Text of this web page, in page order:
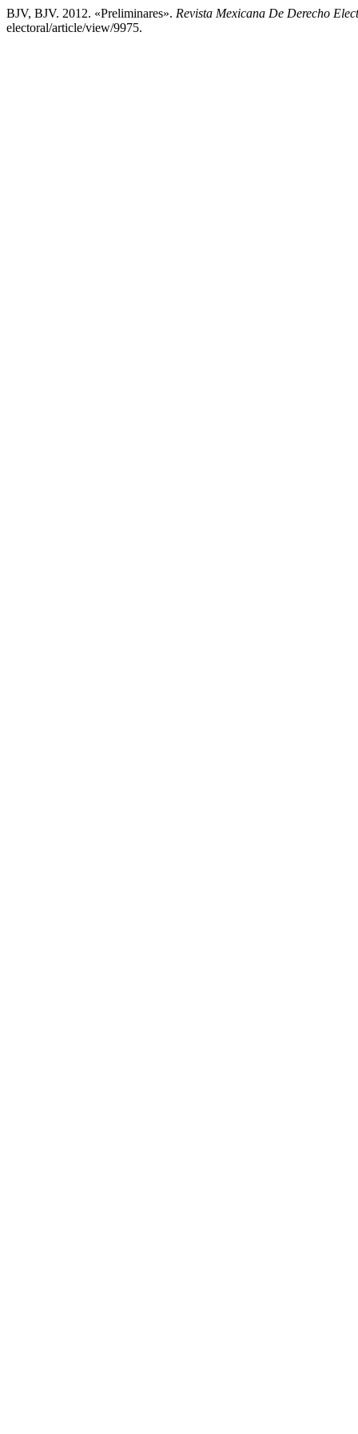
BJV, BJV. 2012. «Preliminares». Revista Mexicana De Derecho
electoral/article/view/9975.